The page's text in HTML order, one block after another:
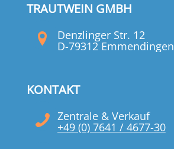
TRAUTWEIN GMBH
Denzlinger Str. 12
D-79312 Emmendingen
KONTAKT
Zentrale & Verkauf
+49 (0) 7641 / 4677-30